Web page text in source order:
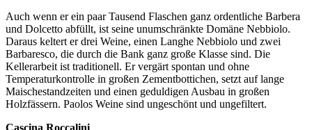
Auch wenn er ein paar Tausend Flaschen ganz ordentliche Barbera
und Dolcetto abfüllt, ist seine unumschränkte Domäne Nebbiolo.
Daraus keltert er drei Weine, einen Langhe Nebbiolo und zwei
Barbaresco, die durch die Bank ganz große Klasse sind. Die
Kellerarbeit ist traditionell. Er vergärt spontan und ohne
Temperaturkontrolle in großen Zementbottichen, setzt auf lange
Maischestandzeiten und einen geduldigen Ausbau in großen
Holzfässern. Paolos Weine sind ungeschönt und ungefiltert.